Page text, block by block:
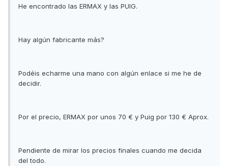
He encontrado las ERMAX y las PUIG.
Hay algún fabricante más?
Podéis echarme una mano con algún enlace si me he de
decidir.
Por el precio, ERMAX por unos 70 € y Puig por 130 € Aprox.
Pendiente de mirar los precios finales cuando me decida
del todo.